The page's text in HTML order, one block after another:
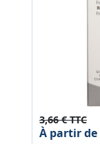
3,66 € TTC
À partir de